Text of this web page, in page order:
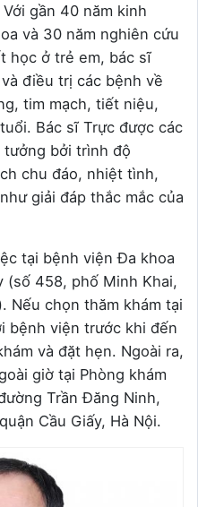
gần 40 năm kinh
và 30 năm nghiên cứu
học ở trẻ em, bác sĩ
điều trị các bệnh về
tim mạch, tiết niệu,
Bác sĩ Trực được các
tưởng bởi trình độ
chu đáo, nhiệt tình,
giải đáp thắc mắc của
tại bệnh viện Đa khoa
(số 458, phố Minh Khai,
Nếu chọn thăm khám tại
bệnh viện trước khi đến
và đặt hẹn. Ngoài ra,
giờ tại Phòng khám
Trần Đăng Ninh,
Cầu Giấy, Hà Nội.